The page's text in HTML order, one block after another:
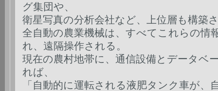
グ集団や、
衛星写真の分析会社など、上位層も構築
全自動の農業機械は、すべてこれらの情
れ、遠隔操作される。
現在の農村地帯に、通信設備とデータベ
れば、
「自動的に運転される液肥タンク車が、